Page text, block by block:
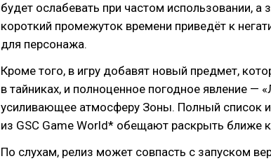
будет ослабевать при частом использовании, а
короткий промежуток времени приведёт к
для персонажа.
Кроме того, в игру добавят новый предмет,
в тайниках, и полноценное погодное явление —
усиливающее атмосферу Зоны. Полный список
из GSC Game World* обещают раскрыть ближе к
По слухам, релиз может совпасть с запуском